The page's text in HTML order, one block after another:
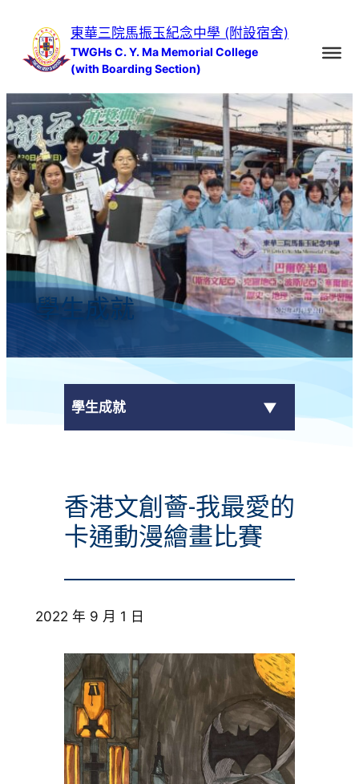
內
容
東華三院馬振玉紀念中學 (附設宿舍)
TWGHs C. Y. Ma Memorial College
(with Boarding Section)
學生成就
學生成就
校外獎項
學校活動
榮譽榜
香港文創薈-我最愛的
卡通動漫繪畫比賽
2022 年 9 月 1 日